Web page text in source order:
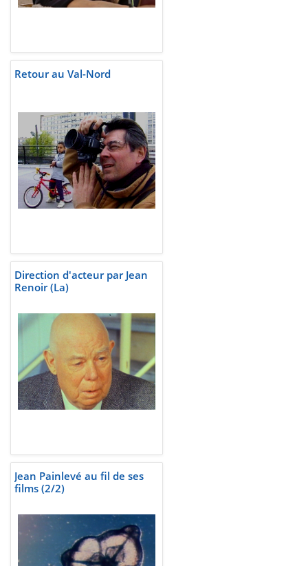
Retour au Val-Nord
Direction d'acteur par Jean
Renoir (La)
Jean Painlevé au fil de ses
films (2/2)